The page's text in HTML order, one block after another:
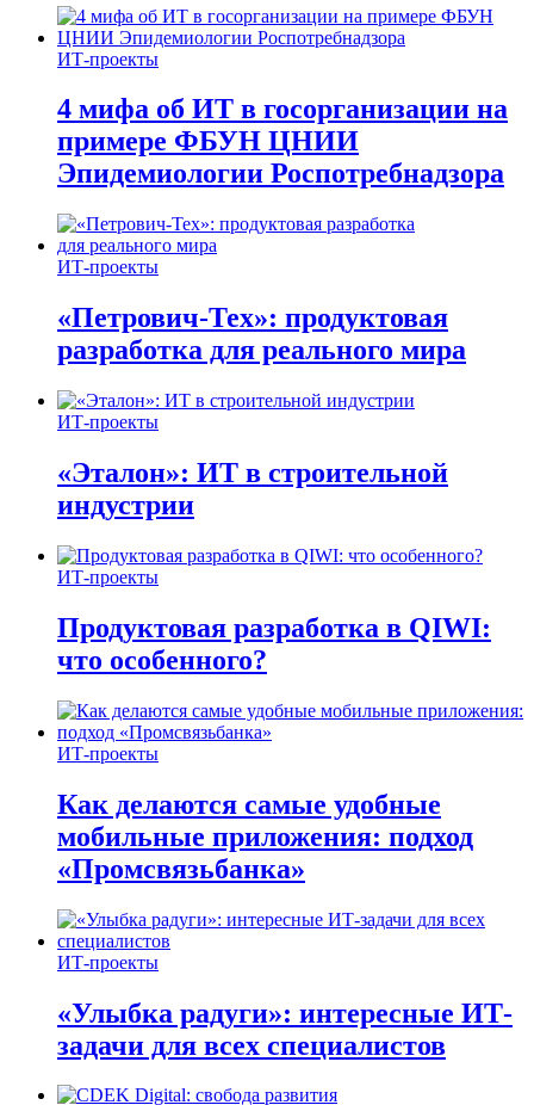
ИТ-проекты
4 мифа об ИТ в госорганизации на
примере ФБУН ЦНИИ
Эпидемиологии Роспотребнадзора
ИТ-проекты
«Петрович-Тех»: продуктовая
разработка для реального мира
ИТ-проекты
«Эталон»: ИТ в строительной
индустрии
ИТ-проекты
Продуктовая разработка в QIWI:
что особенного?
ИТ-проекты
Как делаются самые удобные
мобильные приложения: подход
«Промсвязьбанка»
ИТ-проекты
«Улыбка радуги»: интересные ИТ-
задачи для всех специалистов